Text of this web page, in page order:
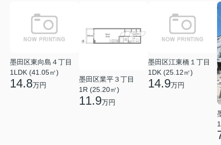
墨田区東向島４丁目
1LDK (41.05㎡)
14.8万円
墨田区業平３丁目
1R (25.20㎡)
11.9万円
墨田区江東橋１丁目
1DK (25.12㎡)
14.9万円